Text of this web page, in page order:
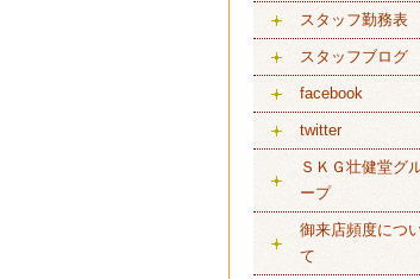
スタッフ勤務表
スタッフブログ
facebook
twitter
ＳＫＧ壮健堂グ
ープ
御来店頻度につ
て